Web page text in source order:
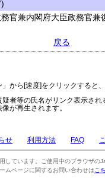
官兼内閣府大臣政務官兼
戻る
」から[速度]をクリックすると
疑者等の氏名がリンク表示さ
が再生されます。
せ 利用方法 FAQ
しています。ご使用中のブラウザの
ムページに関するお問い合わせは こ